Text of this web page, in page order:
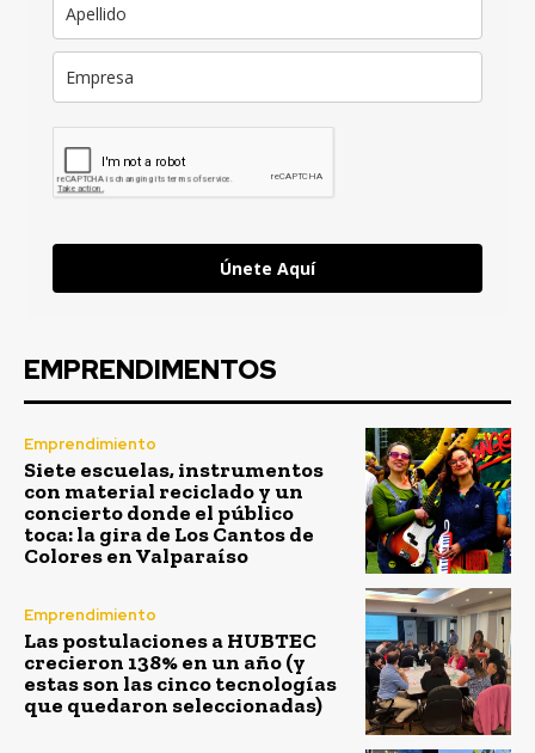
Únete Aquí
EMPRENDIMENTOS
Emprendimiento
Siete escuelas, instrumentos
con material reciclado y un
concierto donde el público
toca: la gira de Los Cantos de
Colores en Valparaíso
Emprendimiento
Las postulaciones a HUBTEC
crecieron 138% en un año (y
estas son las cinco tecnologías
que quedaron seleccionadas)